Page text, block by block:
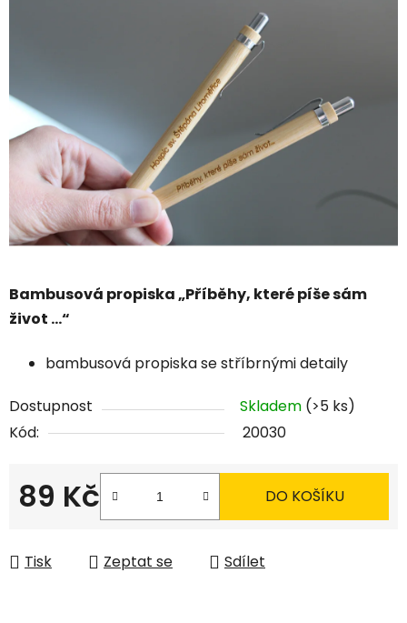
Bambusová propiska „Příběhy, které píše sám
život …“
bambusová propiska se stříbrnými detaily
Dostupnost Skladem (>5 ks)
Kód:
20030
89 Kč
Měrná cena:
DO KOŠÍKU
Tisk Zeptat se Sdílet
hvězdiček.